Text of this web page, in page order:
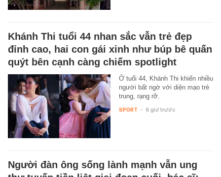
Khánh Thi tuổi 44 nhan sắc vẫn trẻ đẹp
đỉnh cao, hai con gái xinh như búp bê quấn
quýt bên cạnh càng chiếm spotlight
Ở tuổi 44, Khánh Thi khiến nhiều
người bất ngờ với diện mạo trẻ
trung, rạng rỡ.
SPORT - 6 giờ trước
Người đàn ông sống lành mạnh vẫn ung